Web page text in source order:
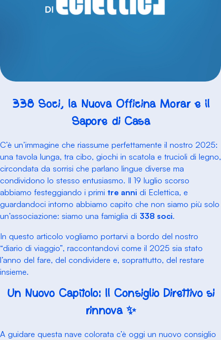
338 Soci, la Nuova Officina Morar e il
Sapore di Casa
C’è un’immagine che riassume perfettamente il nostro 2025:
una tavola lunga, tra cibo, giochi in scatola e trucioli di legno,
circondata da sorrisi che parlano lingue diverse ma
condividono lo stesso entusiasmo. Il 19 luglio scorso
abbiamo festeggiando i primi tre anni di Eclettica, e
guardandoci intorno abbiamo capito che non siamo più solo
un’associazione: siamo una famiglia di 338 soci.
In questo articolo vogliamo portarvi a bordo del nostro
“diario di viaggio”, raccontandovi come il 2025 sia stato
l’anno del fare, del condividere e, soprattutto, del restare
insieme.
Un Nuovo Capitolo: Il Consiglio Direttivo si
rinnova ✨
A guidare questa nave colorata c’è oggi un nuovo consiglio